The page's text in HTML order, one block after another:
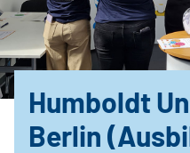
Humboldt
Berlin